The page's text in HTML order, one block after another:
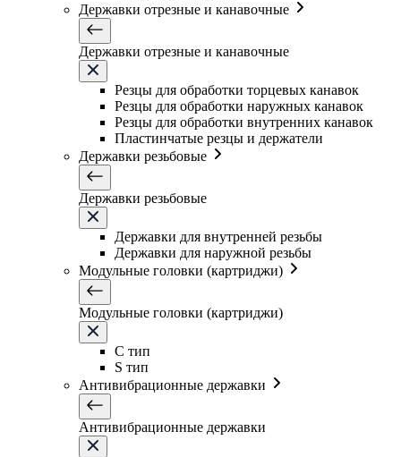
Державки отрезные и канавочные
Державки отрезные и канавочные
Резцы для обработки торцевых канавок
Резцы для обработки наружных канавок
Резцы для обработки внутренних канавок
Пластинчатые резцы и держатели
Державки резьбовые
Державки резьбовые
Державки для внутренней резьбы
Державки для наружной резьбы
Модульные головки (картриджи)
Модульные головки (картриджи)
C тип
S тип
Антивибрационные державки
Антивибрационные державки